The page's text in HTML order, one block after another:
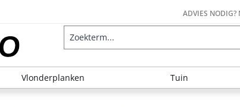
ADVIES NODIG?
Vlonderplanken Tuin